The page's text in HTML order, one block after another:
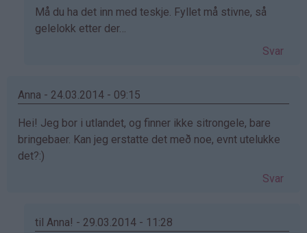
Som
svar
(ikke
Må du ha det inn med teskje. Fyllet må stivne, så
gelelokk etter der…
Svar
Anna - 24.03.2014 - 09:15
Hei! Jeg bor i utlandet, og finner ikke sitrongele, bare
bringebaer. Kan jeg erstatte det með noe, evnt utelukke
det?:)
Svar
til Anna! - 29.03.2014 - 11:28